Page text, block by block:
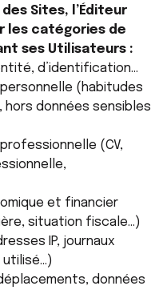
Sites, l’Éditeur
catégories de
ses Utilisateurs :
d’identification…
(habitudes
hors données sensibles
(CV,
et financier
situation fiscale…)
IP, journaux
utilisé…)
données